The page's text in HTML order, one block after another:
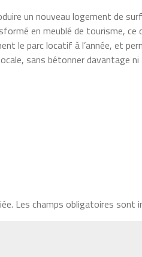
un nouveau logement de
en meublé de tourisme, ce
le parc locatif à l’année, et
sans bétonner davantage
Les champs obligatoires sont